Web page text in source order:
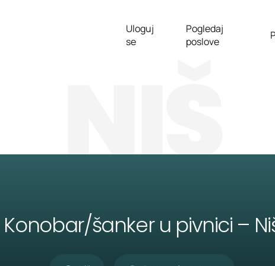
Uloguj
se
Pogledaj
poslove
NIŠ
Konobar/šanker u pivnici –